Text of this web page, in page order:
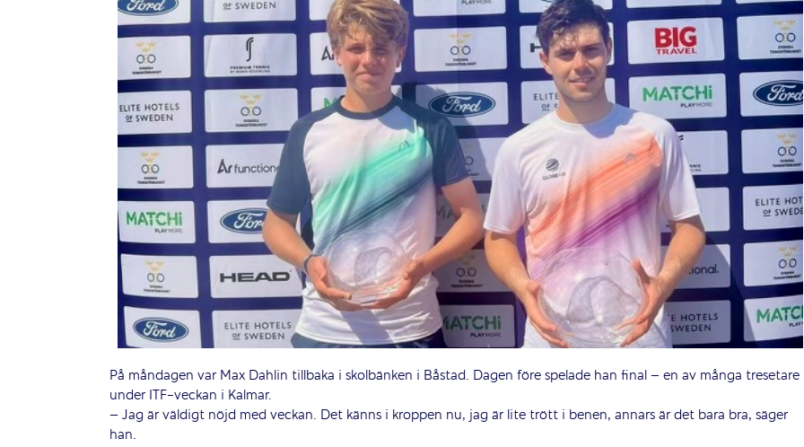
På måndagen var Max Dahlin tillbaka i skolbänken i Båstad. Dagen före spelade han final – en av många tresetare
under ITF-veckan i Kalmar.
– Jag är väldigt nöjd med veckan. Det känns i kroppen nu, jag är lite trött i benen, annars är det bara bra, säger
han.